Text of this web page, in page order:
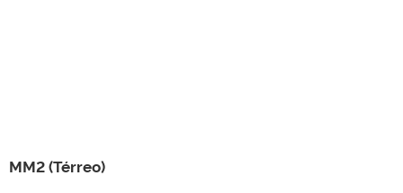
MM2 (Térreo)